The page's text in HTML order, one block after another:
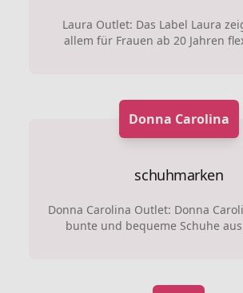
Laura Outlet: Das Label Laura
allem für Frauen ab 20 Jahren
Donna Carolina
schuhmarken
Donna Carolina Outlet: Donna
bunte und bequeme Schuhe